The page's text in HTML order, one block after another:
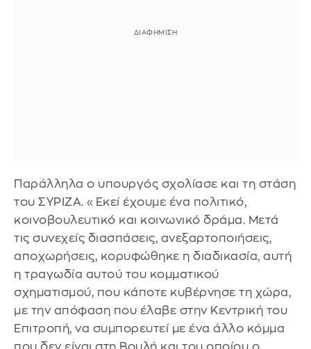
Παράλληλα ο υπουργός σχολίασε και τη στάση
του ΣΥΡΙΖΑ. «Εκεί έχουμε ένα πολιτικό,
κοινοβουλευτικό και κοινωνικό δράμα. Μετά
τις συνεχείς διασπάσεις, ανεξαρτοποιήσεις,
αποχωρήσεις, κορυφώθηκε η διαδικασία, αυτή
η τραγωδία αυτού του κομματικού
σχηματισμού, που κάποτε κυβέρνησε τη χώρα,
με την απόφαση που έλαβε στην Κεντρική του
Επιτροπή, να συμπορευτεί με ένα άλλο κόμμα